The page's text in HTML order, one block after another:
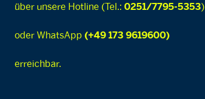
über unsere Hotline (Tel.: 0251/7795-5353)
oder WhatsApp (+49 173 9619600)
erreichbar.